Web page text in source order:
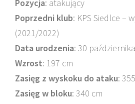
Pozycja: atakujący
Poprzedni klub: KPS Siedlce –
(2021/2022)
Data urodzenia: 30
Wzrost: 197 cm
Zasięg z wyskoku do ataku:
Zasięg w bloku: 340 cm